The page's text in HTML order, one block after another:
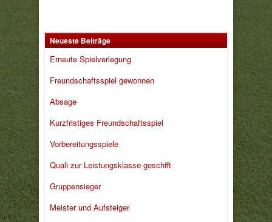
Neueste Beiträge
Erneute Spielverlegung
Freundschaftsspiel gewonnen
Absage
Kurzfristiges Freundschaftsspiel
Vorbereitungsspiele
Quali zur Leistungsklasse geschfft
Gruppensieger
Meister und Aufsteiger